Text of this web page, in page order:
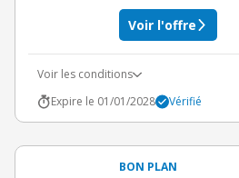
Voir l'offre
Voir les conditions
Expire le 01/01/2028
Vérifié
BON PLAN